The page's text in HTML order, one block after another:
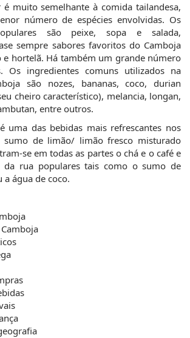
é muito semelhante à comida tailandesa,
número de espécies envolvidas. Os
são peixe, sopa e salada,
sempre sabores favoritos do Camboja
e hortelã. Há também um grande número
Os ingredientes comuns utilizados na
são nozes, bananas, coco, durian
cheiro característico), melancia, longan,
entre outros.
uma das bebidas mais refrescantes nos
de limão/ limão fresco misturado
se em todas as partes o chá e o café e
da rua populares tais como o sumo de
a água de coco.